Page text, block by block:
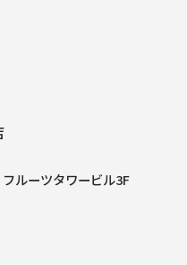
フルーツタワービル3F